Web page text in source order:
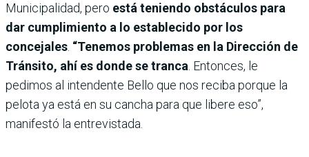
Municipalidad, pero está teniendo obstáculos para
dar cumplimiento a lo establecido por los
concejales. “Tenemos problemas en la Dirección de
Tránsito, ahí es donde se tranca. Entonces, le
pedimos al intendente Bello que nos reciba porque la
pelota ya está en su cancha para que libere eso”,
manifestó la entrevistada.